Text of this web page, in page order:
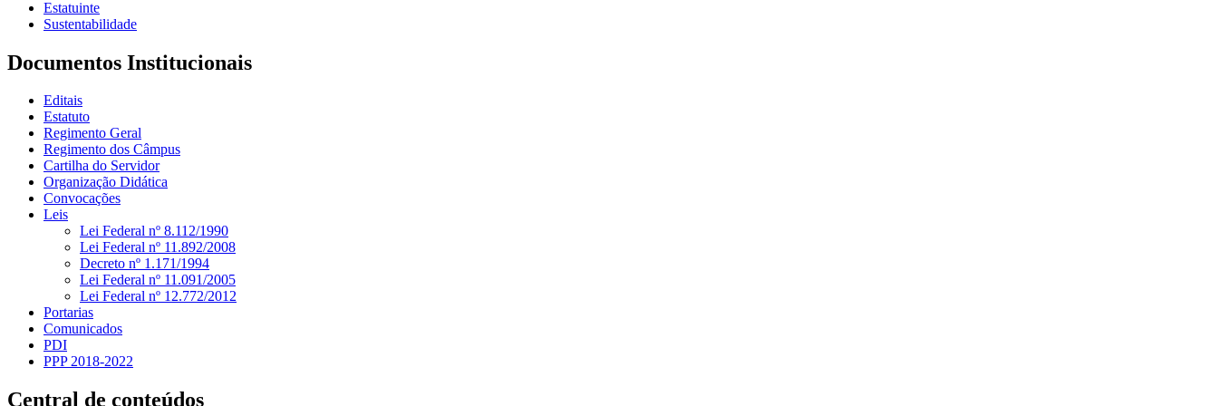
Estatuinte
Sustentabilidade
Documentos Institucionais
Editais
Estatuto
Regimento Geral
Regimento dos Câmpus
Cartilha do Servidor
Organização Didática
Convocações
Leis
Lei Federal nº 8.112/1990
Lei Federal nº 11.892/2008
Decreto nº 1.171/1994
Lei Federal nº 11.091/2005
Lei Federal nº 12.772/2012
Portarias
Comunicados
PDI
PPP 2018-2022
Central de conteúdos